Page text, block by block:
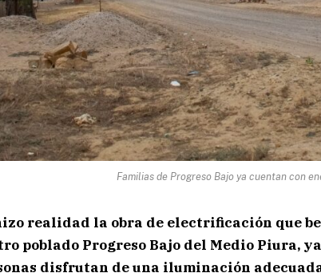
Familias de Progreso Bajo ya cuentan con
realidad la obra de electrificación que
poblado Progreso Bajo del Medio Piura,
disfrutan de una iluminación